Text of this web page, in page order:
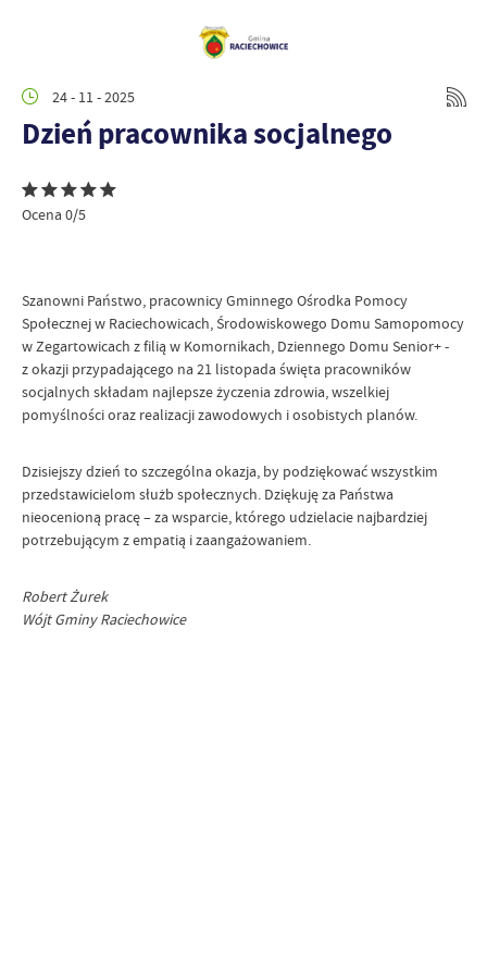
24 - 11 - 2025
Dzień pracownika socjalnego
Ocena 0/5
Szanowni Państwo, pracownicy Gminnego Ośrodka Pomocy
Społecznej w Raciechowicach, Środowiskowego Domu Samopomocy
w Zegartowicach z filią w Komornikach, Dziennego Domu Senior+ -
z okazji przypadającego na 21 listopada święta pracowników
socjalnych składam najlepsze życzenia zdrowia, wszelkiej
pomyślności oraz realizacji zawodowych i osobistych planów.
Dzisiejszy dzień to szczególna okazja, by podziękować wszystkim
przedstawicielom służb społecznych. Dziękuję za Państwa
nieocenioną pracę – za wsparcie, którego udzielacie najbardziej
potrzebującym z empatią i zaangażowaniem.
Robert Żurek
Wójt Gminy Raciechowice